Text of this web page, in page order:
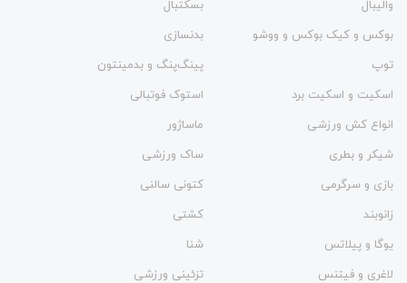
والیبال
بسکتبال
بوکس و کیک بوکس و ووشو
بدنسازی
توپ
پینگ‌پنگ و بدمينتون
اسکیت و اسکیت برد
استوک فوتبالی
انواع کش ورزشی
ماساژور
شیکر و بطری
ساک ورزشی
بازی و سرگرمی
کتونی سالنی
زانوبند
کشتی
یوگا و پیلاتس
شنا
لاغری و فیتنس
تزئینی ورزشی